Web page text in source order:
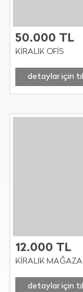
50.000 TL
KİRALIK OFİS
detaylar için
12.000 TL
KİRALIK MAĞAZA
detaylar için